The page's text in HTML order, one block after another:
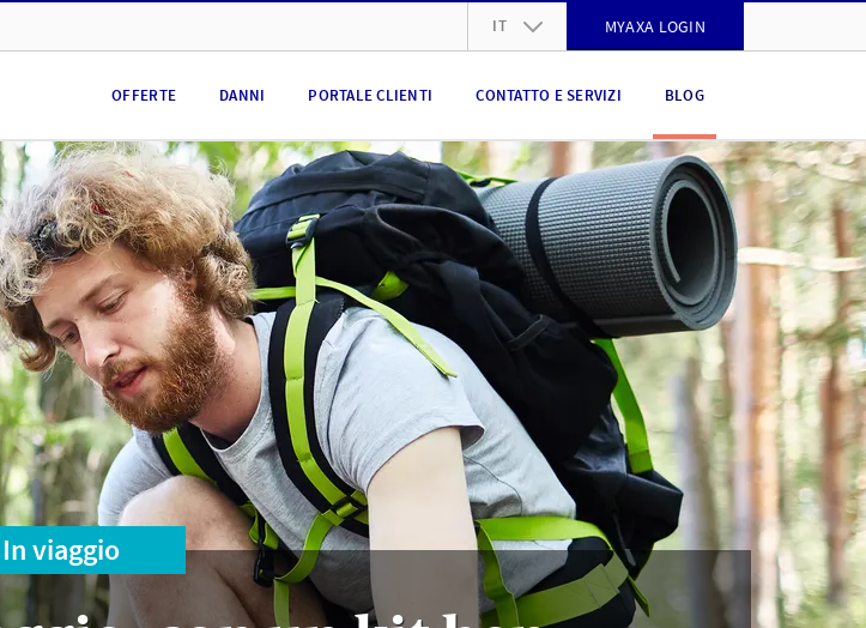
IT
EN
MYAXA LOGIN
OFFERTE DANNI PORTALE CLIENTI CONTATTO E SERVIZI BLOG
In viaggio